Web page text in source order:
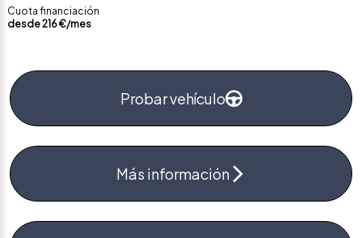
Cuota financiación
desde216€/mes
Probar vehículo
Más información